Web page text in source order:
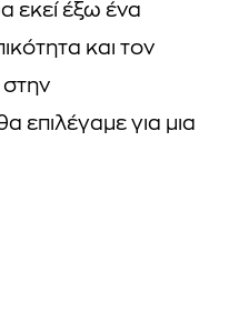
εκεί έξω ένα
και τον
στην
επιλέγαμε για μια